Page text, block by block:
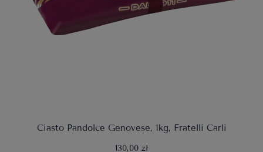
Ciasto Pandolce Genovese, 1kg, Fratelli Carli
130,00 zł